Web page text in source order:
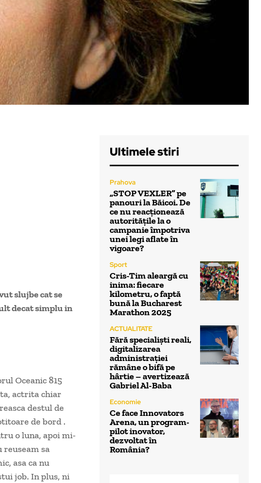
slujbe cat se
decat simplu in
Oceanic 815
actrita chiar
destul de
de bord .
o luna, apoi mi-
reuseam sa
asa ca nu
job. In plus, ni
Ultimele stiri
Prahova
„STOP VEXLER” pe
panouri la Băicoi. De
ce nu reacționează
autoritățile la o
campanie împotriva
unei legi aflate în
vigoare?
Sport
Cris-Tim aleargă cu
inima: fiecare
kilometru, o faptă
bună la Bucharest
Marathon 2025
ACTUALITATE
Fără specialiști reali,
digitalizarea
administrației
rămâne o bifă pe
hârtie – avertizează
Gabriel Al-Baba
Economie
Ce face Innovators
Arena, un program-
pilot inovator,
dezvoltat în
România?